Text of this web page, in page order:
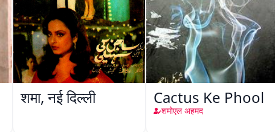
शमा, नई दिल्ली Cactus Ke Phool
शमोएल अहमद